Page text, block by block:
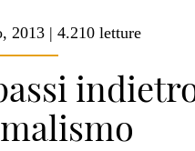
2013 | 4.210 letture